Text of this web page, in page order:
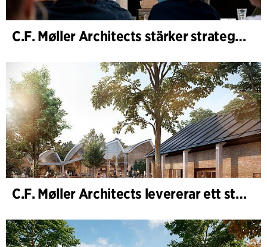
C.F. Møller Architects stärker strategisk rådgivning i tidiga skeden
C.F. Møller Architects levererar ett starkt resultat för 2025